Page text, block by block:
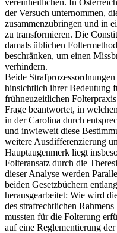
der Versuch unternommen,
zusammenzubringen und in
zu transformieren. Die
damals üblichen
beschränken, um einen
verhindern.
Beide
hinsichtlich ihrer Bedeutung
frühneuzeitlichen
Frage beantwortet, in
in der Carolina durch
und inwieweit diese
weitere Ausdifferenzierung
Hauptaugenmerk liegt
Folteransatz durch die
dieser Analyse werden
beiden Gesetzbüchern
herausgearbeitet: Wie wird
des strafrechtlichen
mussten für die Folterung
auf eine Reglementierung